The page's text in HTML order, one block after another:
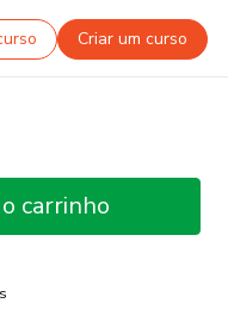
Criar um curso
carrinho